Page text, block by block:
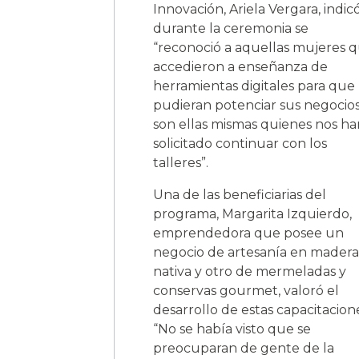
Innovación, Ariela Vergara,
durante la ceremonia se
“reconoció a aquellas mujeres
accedieron a enseñanza de
herramientas digitales para que
pudieran potenciar sus
son ellas mismas quienes nos
solicitado continuar con los
talleres”.
Una de las beneficiarias del
programa, Margarita Izquierdo,
emprendedora que posee un
negocio de artesanía en madera
nativa y otro de mermeladas y
conservas gourmet, valoró el
desarrollo de estas
“No se había visto que se
preocuparan de gente de la